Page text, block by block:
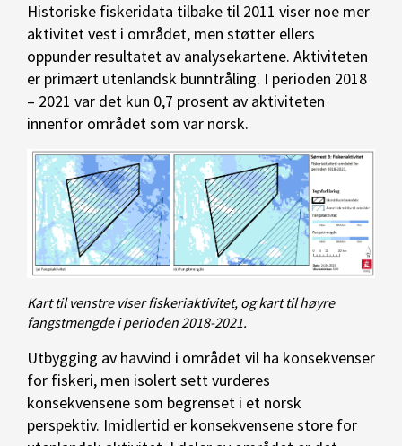
Historiske fiskeridata tilbake til 2011 viser noe mer
aktivitet vest i området, men støtter ellers
oppunder resultatet av analysekartene. Aktiviteten
er primært utenlandsk bunntråling. I perioden 2018
– 2021 var det kun 0,7 prosent av aktiviteten
innenfor området som var norsk.
Kart til venstre viser fiskeriaktivitet, og kart til høyre
fangstmengde i perioden 2018-2021.
Utbygging av havvind i området vil ha konsekvenser
for fiskeri, men isolert sett vurderes
konsekvensene som begrenset i et norsk
perspektiv. Imidlertid er konsekvensene store for